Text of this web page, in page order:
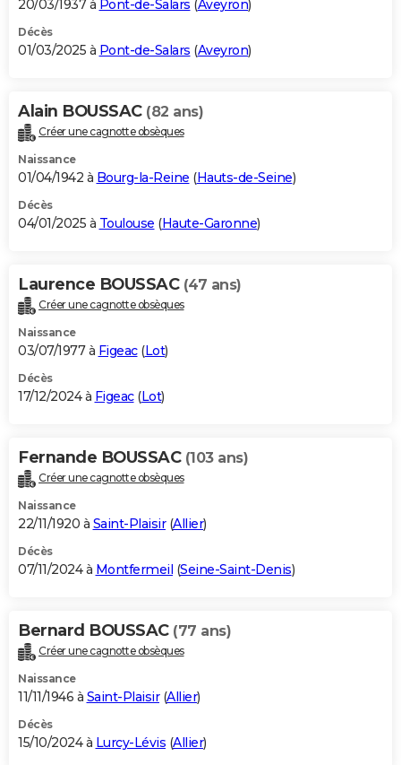
20/03/1937 à Pont-de-Salars (Aveyron)
Décès
01/03/2025 à Pont-de-Salars (Aveyron)
Alain BOUSSAC (82 ans)
Créer une cagnotte obsèques
Naissance
01/04/1942 à Bourg-la-Reine (Hauts-de-Seine)
Décès
04/01/2025 à Toulouse (Haute-Garonne)
Laurence BOUSSAC (47 ans)
Créer une cagnotte obsèques
Naissance
03/07/1977 à Figeac(Lot)
Décès
17/12/2024 à Figeac(Lot)
Fernande BOUSSAC (103 ans)
Créer une cagnotte obsèques
Naissance
22/11/1920 à Saint-Plaisir(Allier)
Décès
07/11/2024 à Montfermeil (Seine-Saint-Denis)
Bernard BOUSSAC (77 ans)
Créer une cagnotte obsèques
Naissance
11/11/1946 à Saint-Plaisir(Allier)
Décès
15/10/2024 à Lurcy-Lévis (Allier)